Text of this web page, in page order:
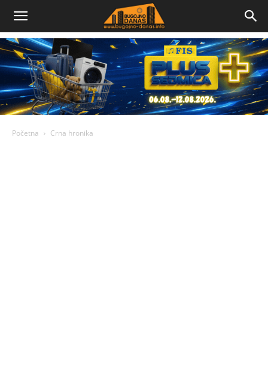
Bugojno
Danas
Početna Crna hronika